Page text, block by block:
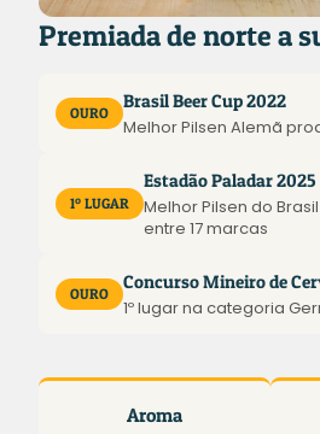
Premiada de norte a
OURO
Brasil Beer Cup 2022
Melhor Pilsen Alemã
1º LUGAR
Estadão Paladar 2025
Melhor Pilsen do
entre 17 marcas
OURO
Concurso Mineiro de
1º lugar na categoria
Aroma